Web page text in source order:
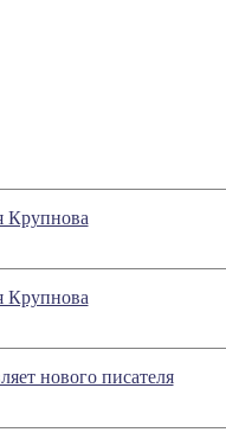
Крупнова
Крупнова
нового писателя